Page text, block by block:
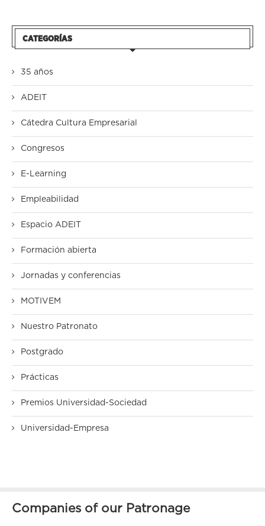
CATEGORÍAS
35 años
ADEIT
Cátedra Cultura Empresarial
Congresos
E-Learning
Empleabilidad
Espacio ADEIT
Formación abierta
Jornadas y conferencias
MOTIVEM
Nuestro Patronato
Postgrado
Prácticas
Premios Universidad-Sociedad
Universidad-Empresa
Companies of our Patronage